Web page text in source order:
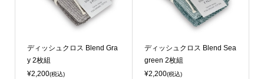
ディッシュクロス Blend Gra
y 2枚組
¥2,200(税込)
ディッシュクロス Blend Sea
green 2枚組
¥2,200(税込)